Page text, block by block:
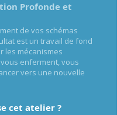
Profonde et
de vos schémas
est un travail de fond
les mécanismes
enferment, vous
vers une nouvelle
cet atelier ?